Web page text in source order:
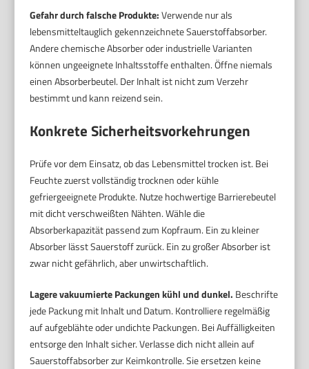
Gefahr durch falsche Produkte:Verwende nur als
lebensmitteltauglich gekennzeichnete Sauerstoffabsorber.
Andere chemische Absorber oder industrielle Varianten
können ungeeignete Inhaltsstoffe enthalten. Öffne niemals
einen Absorberbeutel. Der Inhalt ist nicht zum Verzehr
bestimmt und kann reizend sein.
Konkrete Sicherheitsvorkehrungen
Prüfe vor dem Einsatz, ob das Lebensmittel trocken ist. Bei
Feuchte zuerst vollständig trocknen oder kühle
gefriergeeignete Produkte. Nutze hochwertige Barrierebeutel
mit dicht verschweißten Nähten. Wähle die
Absorberkapazität passend zum Kopfraum. Ein zu kleiner
Absorber lässt Sauerstoff zurück. Ein zu großer Absorber ist
zwar nicht gefährlich, aber unwirtschaftlich.
Lagere vakuumierte Packungen kühl und dunkel. Beschrifte
jede Packung mit Inhalt und Datum. Kontrolliere regelmäßig
auf aufgeblähte oder undichte Packungen. Bei Auffälligkeiten
entsorge den Inhalt sicher. Verlasse dich nicht allein auf
Sauerstoffabsorber zur Keimkontrolle. Sie ersetzen keine